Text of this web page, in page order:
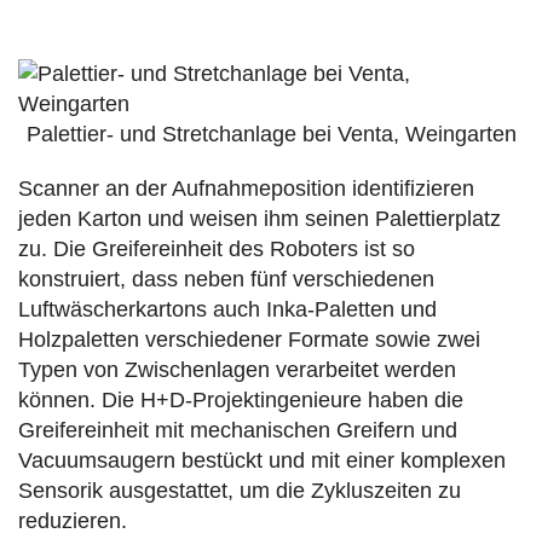
Palettier- und Stretchanlage bei Venta, Weingarten
Scanner an der Aufnahmeposition identifizieren
jeden Karton und weisen ihm seinen Palettierplatz
zu. Die Greifereinheit des Roboters ist so
konstruiert, dass neben fünf verschiedenen
Luftwäscherkartons auch Inka-Paletten und
Holzpaletten verschiedener Formate sowie zwei
Typen von Zwischenlagen verarbeitet werden
können. Die H+D-Projektingenieure haben die
Greifereinheit mit mechanischen Greifern und
Vacuumsaugern bestückt und mit einer komplexen
Sensorik ausgestattet, um die Zykluszeiten zu
reduzieren.